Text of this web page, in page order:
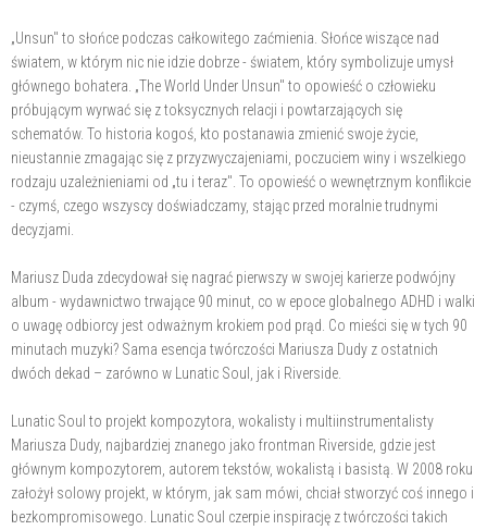
„Unsun" to słońce podczas całkowitego zaćmienia. Słońce wiszące nad
światem, w którym nic nie idzie dobrze - światem, który symbolizuje umysł
głównego bohatera. „The World Under Unsun" to opowieść o człowieku
próbującym wyrwać się z toksycznych relacji i powtarzających się
schematów. To historia kogoś, kto postanawia zmienić swoje życie,
nieustannie zmagając się z przyzwyczajeniami, poczuciem winy i wszelkiego
rodzaju uzależnieniami od „tu i teraz". To opowieść o wewnętrznym konflikcie
- czymś, czego wszyscy doświadczamy, stając przed moralnie trudnymi
decyzjami.
Mariusz Duda zdecydował się nagrać pierwszy w swojej karierze podwójny
album - wydawnictwo trwające 90 minut, co w epoce globalnego ADHD i walki
o uwagę odbiorcy jest odważnym krokiem pod prąd. Co mieści się w tych 90
minutach muzyki? Sama esencja twórczości Mariusza Dudy z ostatnich
dwóch dekad – zarówno w Lunatic Soul, jak i Riverside.
Lunatic Soul to projekt kompozytora, wokalisty i multiinstrumentalisty
Mariusza Dudy, najbardziej znanego jako frontman Riverside, gdzie jest
głównym kompozytorem, autorem tekstów, wokalistą i basistą. W 2008 roku
założył solowy projekt, w którym, jak sam mówi, chciał stworzyć coś innego i
bezkompromisowego. Lunatic Soul czerpie inspirację z twórczości takich